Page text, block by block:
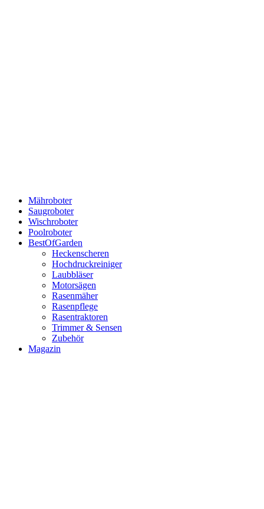
Mähroboter
Saugroboter
Wischroboter
Poolroboter
BestOfGarden
Heckenscheren
Hochdruckreiniger
Laubbläser
Motorsägen
Rasenmäher
Rasenpflege
Rasentraktoren
Trimmer & Sensen
Zubehör
Magazin